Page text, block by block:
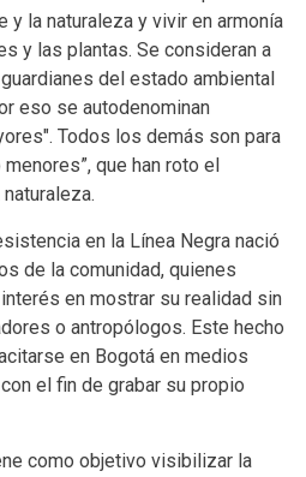
y la naturaleza y vivir en armonía
y las plantas. Se consideran a
del estado ambiental
eso se autodenominan
Todos los demás son para
que han roto el
en la Línea Negra nació
de la comunidad, quienes
en mostrar su realidad sin
o antropólogos. Este hecho
en Bogotá en medios
el fin de grabar su propio
como objetivo visibilizar la